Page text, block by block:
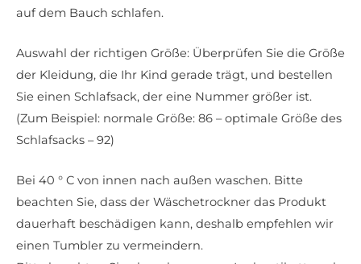
auf dem Bauch schlafen.
Auswahl der richtigen Größe: Überprüfen Sie die Größe
der Kleidung, die Ihr Kind gerade trägt, und bestellen
Sie einen Schlafsack, der eine Nummer größer ist.
(Zum Beispiel: normale Größe: 86 – optimale Größe des
Schlafsacks – 92)
Bei 40 ° C von innen nach außen waschen. Bitte
beachten Sie, dass der Wäschetrockner das Produkt
dauerhaft beschädigen kann, deshalb empfehlen wir
einen Tumbler zu vermeindern.